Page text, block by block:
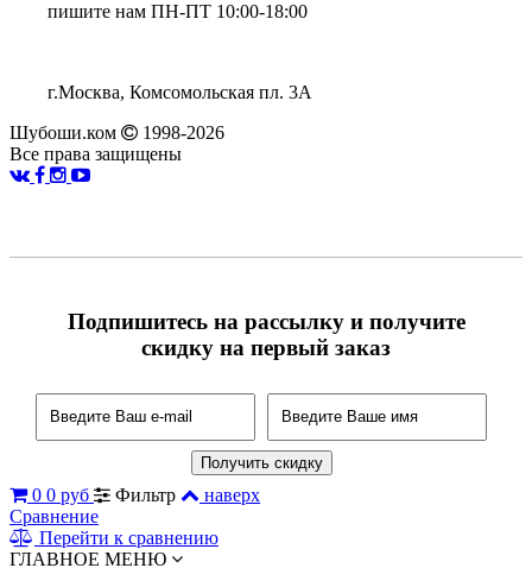
пишите нам ПН-ПТ 10:00-18:00
г.Москва, Комсомольская пл. 3А
Шубоши.ком
1998-2026
Все права защищены
Подпишитесь на рассылку и получите
скидку на первый заказ
0 0 руб Фильтр
наверх
Сравнение
Перейти к сравнению
ГЛАВНОЕ МЕНЮ